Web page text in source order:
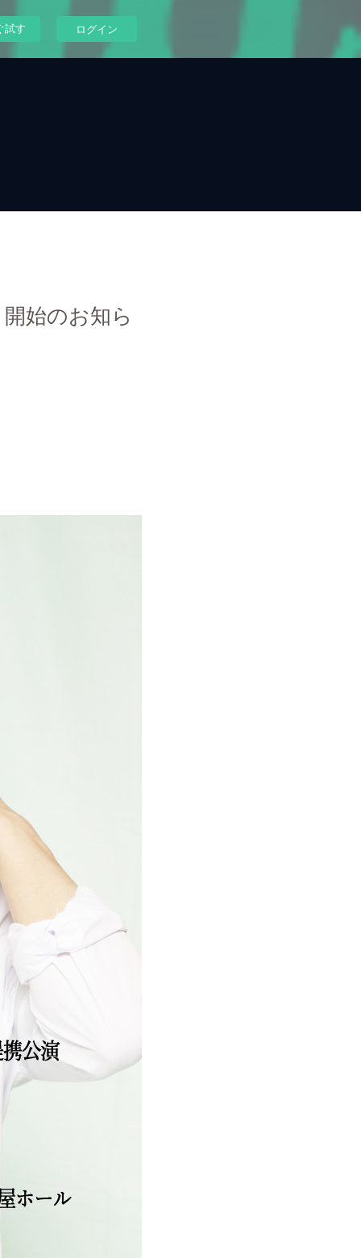
試す ログイン
始のお知ら